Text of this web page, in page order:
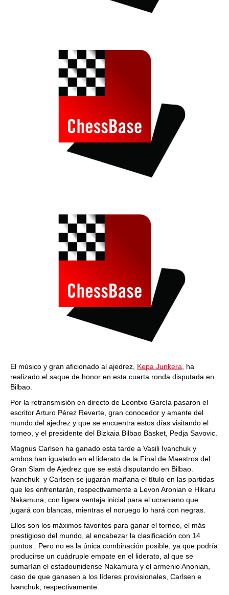
El músico y gran aficionado al ajedrez, Kepa Junkera , ha
realizado el saque de honor en esta cuarta ronda disputada en
Bilbao.
Por la retransmisión en directo de Leontxo García pasaron el
escritor Arturo Pérez Reverte, gran conocedor y amante del
mundo del ajedrez y que se encuentra estos días visitando el
torneo, y el presidente del Bizkaia Bilbao Basket, Pedja Savovic.
Magnus Carlsen ha ganado esta tarde a Vasili Ivanchuk y
ambos han igualado en el liderato de la Final de Maestros del
Gran Slam de Ajedrez que se está disputando en Bilbao.
Ivanchuk y Carlsen se jugarán mañana el título en las partidas
que les enfrentarán, respectivamente a Levon Aronian e Hikaru
Nakamura, con ligera ventaja inicial para el ucraniano que
jugará con blancas, mientras el noruego lo hará con negras.
Ellos son los máximos favoritos para ganar el torneo, el más
prestigioso del mundo, al encabezar la clasificación con 14
puntos.. Pero no es la única combinación posible, ya que podría
producirse un cuádruple empate en el liderato, al que se
sumarían el estadounidense Nakamura y el armenio Anonian,
caso de que ganasen a los líderes provisionales, Carlsen e
Ivanchuk, respectivamente.